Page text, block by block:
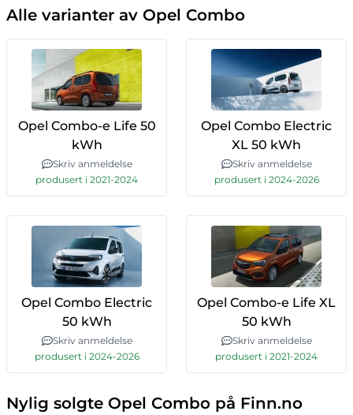
Alle varianter av Opel Combo
Opel Combo-e Life 50
kWh
Skriv anmeldelse
produsert i 2021-2024
Opel Combo Electric
XL 50 kWh
Skriv anmeldelse
produsert i 2024-2026
Opel Combo Electric
50 kWh
Skriv anmeldelse
produsert i 2024-2026
Opel Combo-e Life XL
50 kWh
Skriv anmeldelse
produsert i 2021-2024
Nylig solgte Opel Combo på Finn.no